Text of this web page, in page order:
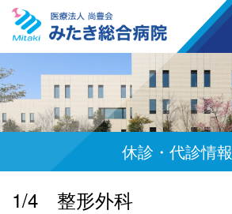
休診・代診情報
1/4 整形外科